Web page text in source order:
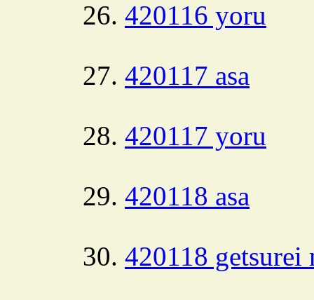
420116 yoru
420117 asa
420117 yoru
420118 asa
420118 getsurei